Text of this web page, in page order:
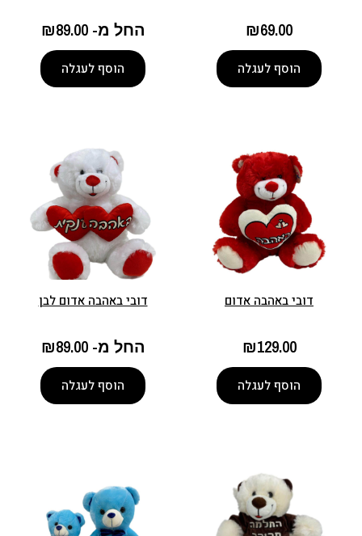
₪69.00
הוסף לעגלה
החל מ- ₪89.00
הוסף לעגלה
דובי באהבה אדום
₪129.00
הוסף לעגלה
דובי באהבה אדום לבן
החל מ- ₪89.00
הוסף לעגלה